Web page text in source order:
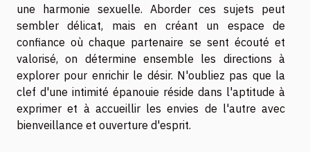
une harmonie sexuelle. Aborder ces sujets peut
sembler délicat, mais en créant un espace de
confiance où chaque partenaire se sent écouté et
valorisé, on détermine ensemble les directions à
explorer pour enrichir le désir. N'oubliez pas que la
clef d'une intimité épanouie réside dans l'aptitude à
exprimer et à accueillir les envies de l'autre avec
bienveillance et ouverture d'esprit.